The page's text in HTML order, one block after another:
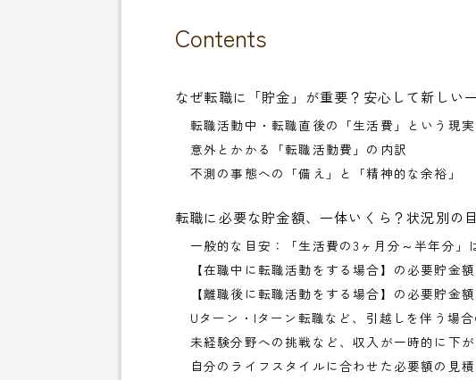
Contents
なぜ転職に「貯金」が重要？安心して新しい
転職活動中・転職直後の「生活費」という現実
意外とかかる「転職活動費」の内訳
不測の事態への「備え」と「精神的な余裕」
転職に必要な貯金額、一体いくら？状況別の
一般的な目安：「生活費の3ヶ月分～半年分」
【在職中に転職活動をする場合】の必要貯金額
【離職後に転職活動をする場合】の必要貯金額
Uターン・Iターン転職など、引越しを伴う場
未経験分野への挑戦など、収入が一時的に下
自分のライフスタイルに合わせた必要額の見